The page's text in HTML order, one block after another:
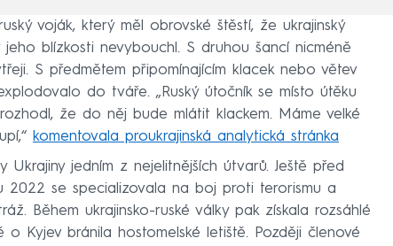
voják, který měl obrovské štěstí, že ukrajinský
blízkosti nevybouchl. S druhou šancí nicméně
S předmětem připomínajícím klacek nebo větev
do tváře. „Ruský útočník se místo útěku
že do něj bude mlátit klackem. Máme velké
komentovala proukrajinská analytická stránka
jedním z nejelitnějších útvarů. Ještě před
2022 se specializovala na boj proti terorismu a
Během ukrajinsko-ruské války pak získala rozsáhlé
Kyjev bránila hostomelské letiště. Později členové